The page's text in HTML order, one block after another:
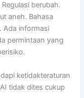
berubah.
aneh. Bahasa
Ada informasi
permintaan yang
ketidakteraturan
tidak dites cukup